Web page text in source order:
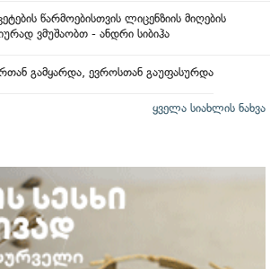
წარმოებისთვის ლიცენზიის მიღების
ვმუშაობთ - ანდრი სიბიჰა
გამყარდა, ევროსთან გაუფასურდა
ყველა სიახლის ნახვა